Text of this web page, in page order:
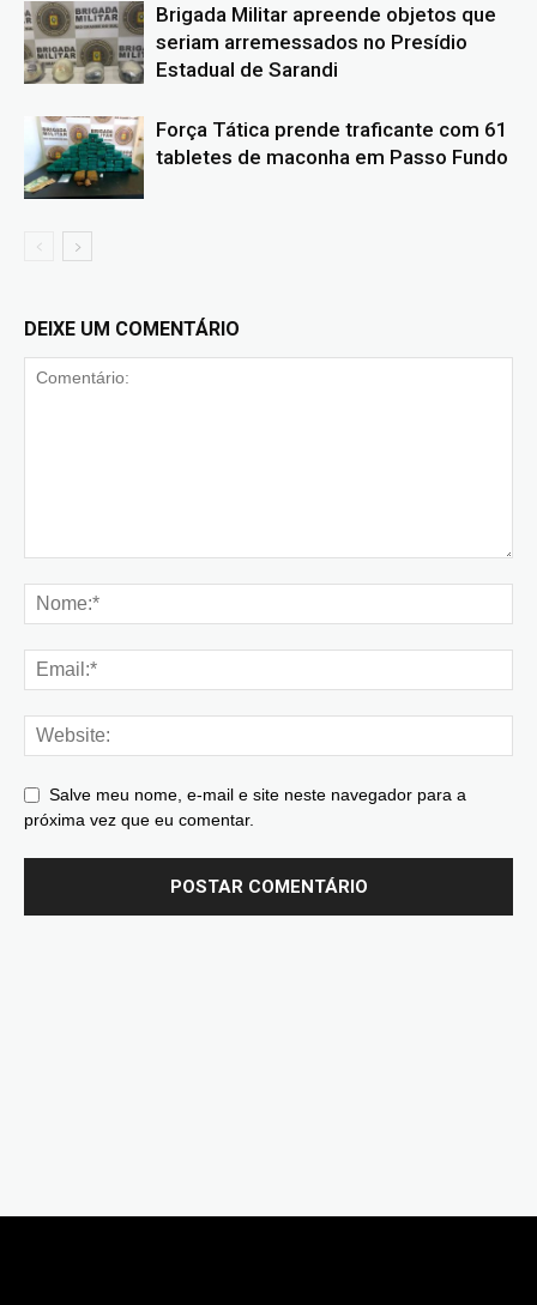
Brigada Militar apreende objetos que
seriam arremessados no Presídio
Estadual de Sarandi
Força Tática prende traficante com 61
tabletes de maconha em Passo Fundo
DEIXE UM COMENTÁRIO
Salve meu nome, e-mail e site neste navegador para a
próxima vez que eu comentar.